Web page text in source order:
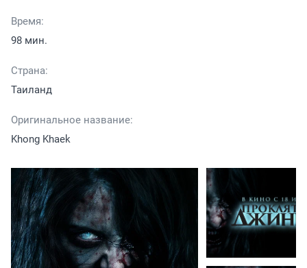
Время:
98 мин.
Страна:
Таиланд
Оригинальное название:
Khong Khaek